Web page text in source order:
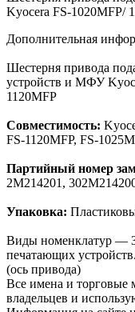
Kyocera FS-1020MFP/
Дополнительная
Шестерня привода
устройств и МФУ
1120MFP
Совместимость:
FS-1120MFP, FS-
Партийный номер
2M214201,
Упаковка:
Виды номенклатур —
печатающих
(ось привода)
Все имена и торговые
владельцев и